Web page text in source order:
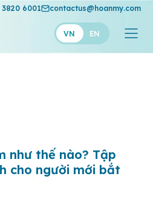
6001 contactus@hoanmy.com
VN EN
Mỹ
như thế nào? Tập
cho người mới bắt